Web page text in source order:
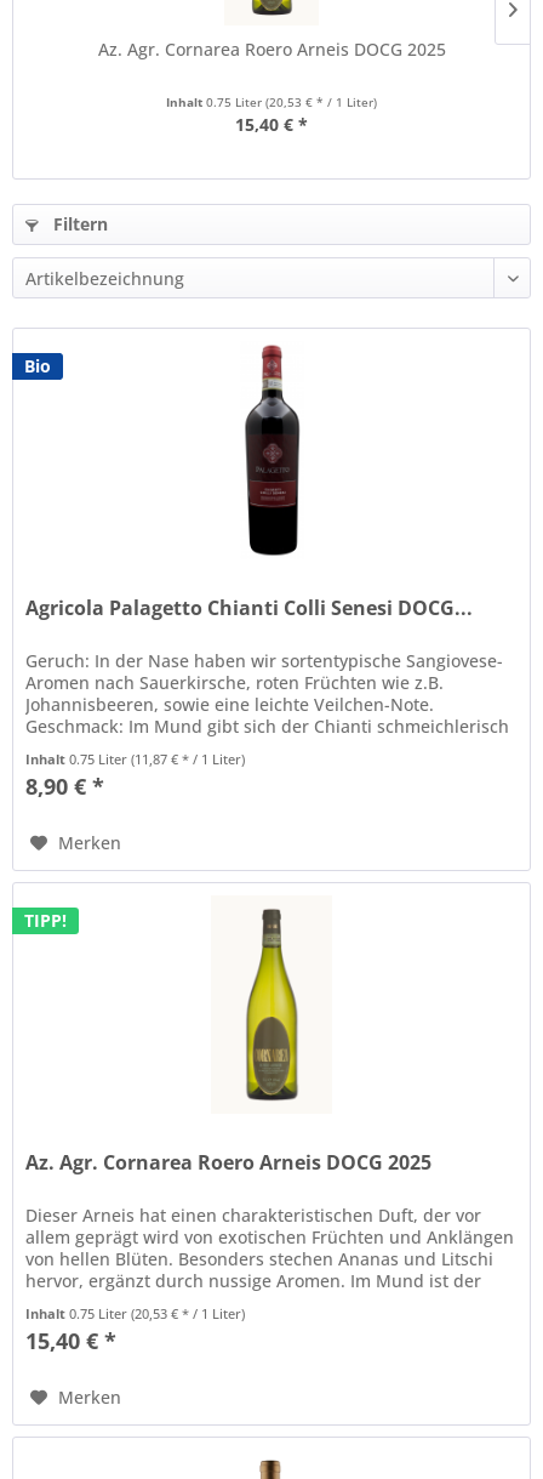
Az. Agr. Cornarea Roero Arneis DOCG 2025
Inhalt 0.75 Liter (20,53 € * / 1 Liter)
15,40 € *
Filtern
Bio
Agricola Palagetto Chianti Colli Senesi DOCG...
Geruch: In der Nase haben wir sortentypische Sangiovese-
Aromen nach Sauerkirsche, roten Früchten wie z.B.
Johannisbeeren, sowie eine leichte Veilchen-Note.
Geschmack: Im Mund gibt sich der Chianti schmeichlerisch
mit kräftigen, reifen Tanninen und einer guten Säure. Mit
den nun auch durchkommenden Röstaromen hinterlässt er
ein sehr angenehmes Mundgefühl. Lagerung: 5-8 Jahre...
Inhalt0.75 Liter(11,87 € * / 1 Liter)
8,90 € *
Merken
TIPP!
Az. Agr. Cornarea Roero Arneis DOCG 2025
Dieser Arneis hat einen charakteristischen Duft, der vor
allem geprägt wird von exotischen Früchten und Anklängen
von hellen Blüten. Besonders stechen Ananas und Litschi
hervor, ergänzt durch nussige Aromen. Im Mund ist der
Wein voll und kräftig, mit einer angenehmen Säure. Die
fruchtigen Aromen kommen sehr gut durch und
hinterlassen zusammen mit den nussigen Aromen von...
Inhalt0.75 Liter(20,53 € * / 1 Liter)
15,40 € *
Merken